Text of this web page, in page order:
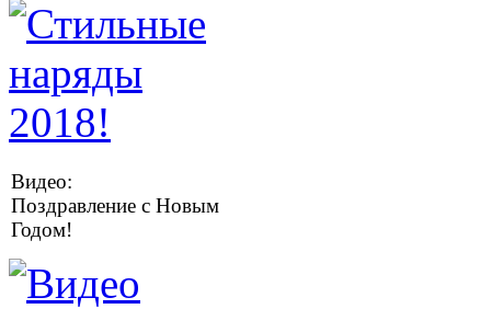
Видео:
Поздравление с Новым
Годом!